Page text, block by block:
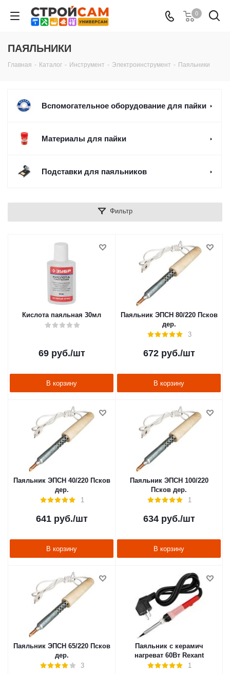
0
ПАЯЛЬНИКИ
Главная - Каталог - Инструмент - Электроинструмент - Паяльники
Вспомогательное оборудование для пайки
Материалы для пайки
Подставки для паяльников
Фильтр
Кислота паяльная 30мл
69руб./шт
В корзину
Паяльник ЭПСН 80/220 Псков
дер.
3
672руб./шт
В корзину
Паяльник ЭПСН 40/220 Псков
дер.
1
641руб./шт
В корзину
Паяльник ЭПСН 100/220
Псков дер.
1
634руб./шт
В корзину
Паяльник ЭПСН 65/220 Псков
дер.
3
Паяльник с керамич
нагреват 60Вт Rexant
1